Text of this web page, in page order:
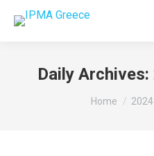
Daily Archives:
You are here:
Home 2024